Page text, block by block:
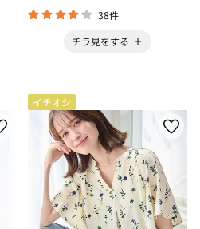
38件
チラ見をする
イチオシ